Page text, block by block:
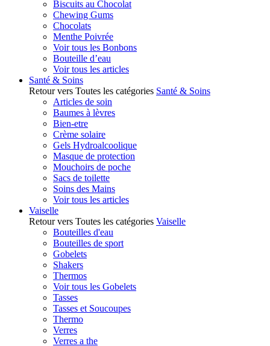
Biscuits au Chocolat
Chewing Gums
Chocolats
Menthe Poivrée
Voir tous les Bonbons
Bouteille d’eau
Voir tous les articles
Santé & Soins
Retour vers Toutes les catégories Santé & Soins
Articles de soin
Baumes à lèvres
Bien-etre
Crème solaire
Gels Hydroalcoolique
Masque de protection
Mouchoirs de poche
Sacs de toilette
Soins des Mains
Voir tous les articles
Vaiselle
Retour vers Toutes les catégories Vaiselle
Bouteilles d'eau
Bouteilles de sport
Gobelets
Shakers
Thermos
Voir tous les Gobelets
Tasses
Tasses et Soucoupes
Thermo
Verres
Verres a the